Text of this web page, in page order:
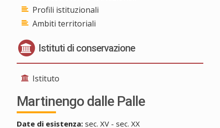
Profili istituzionali
Ambiti territoriali
Istituti di conservazione
Istituto
Martinengo dalle Palle
Date di esistenza:sec. XV - sec. XX